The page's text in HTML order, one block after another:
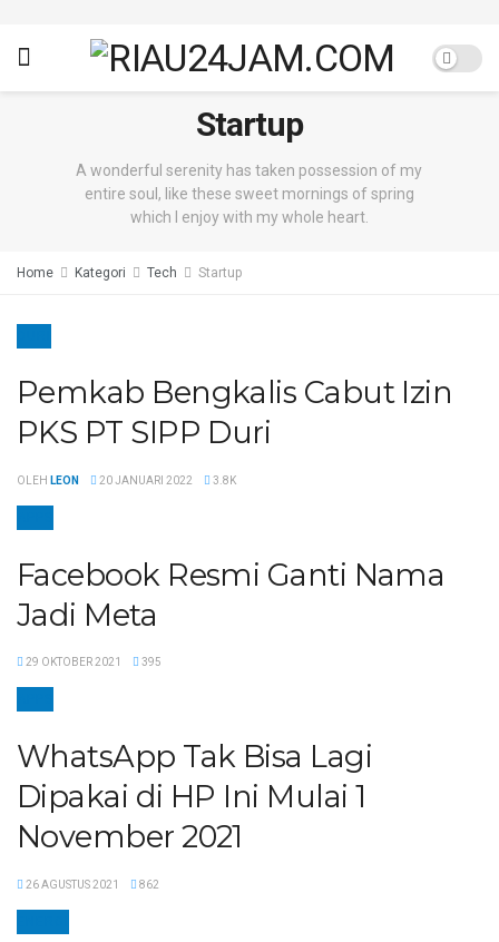
Startup
A wonderful serenity has taken possession of my
entire soul, like these sweet mornings of spring
which I enjoy with my whole heart.
Home Kategori Tech Startup
Pemkab Bengkalis Cabut Izin
PKS PT SIPP Duri
OLEH LEON 20 JANUARI 2022 3.8K
Facebook Resmi Ganti Nama
Jadi Meta
29 OKTOBER 2021 395
WhatsApp Tak Bisa Lagi
Dipakai di HP Ini Mulai 1
November 2021
26 AGUSTUS 2021 862